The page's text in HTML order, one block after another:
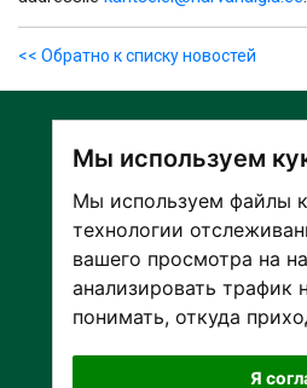
Мы используем
Мы используем файлы
технологии
вашего просмотра на
анализировать трафик
понимать, откуда
Я
<< Обратно к списку новостей
О
ПАЦИЕНТАМ И
ПАРТНЕРУ ПО